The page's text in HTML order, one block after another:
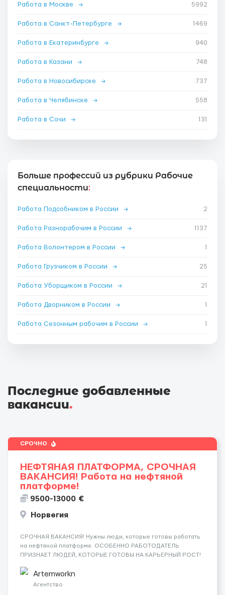
Работа в Москве → 5992
Работа в Санкт-Петербурге → 1469
Работа в Екатеринбурге → 940
Работа в Казани → 748
Работа в Новосибирске → 737
Работа в Челябинске → 558
Работа в Сочи → 131
Больше профессий из рубрики Рабочие
специальности:
Работа Подсобником в России → 2
Работа Разнорабочим в России → 1137
Работа Волонтером в России → 1
Работа Грузчиком в России → 25
Работа Уборщиком в России → 21
Работа Дворником в России → 1
Работа Сезонным рабочим в России → 1
Последние добавленные
вакансии.
СРОЧНО
НЕФТЯНАЯ ПЛАТФОРМА, СРОЧНАЯ
ВАКАНСИЯ! Работа на нефтяной
платформе!
9500-13000 €
Норвегия
СРОЧНАЯ ВАКАНСИЯ! Нужны люди, которые готовы работать
на нефтяной платформе. ОСОБЕННО РАБОТОДАТЕЛЬ
ПРИЗНАЕТ ЛЮДЕЙ, КОТОРЫЕ ГОТОВЫ НА КАРЬЕРНЫЙ РОСТ!
сварщика, Помощник механика ( стыковка метала, зачистка
метала, подготовка рабочего места и т....
Artemworkn
Агентство